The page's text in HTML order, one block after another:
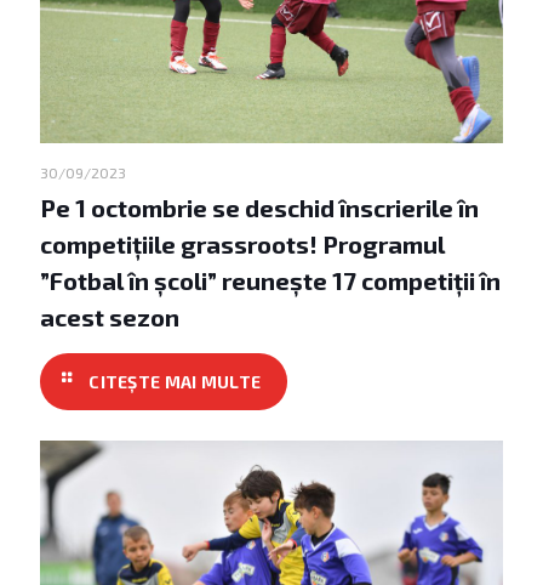
30/09/2023
Pe 1 octombrie se deschid înscrierile în
competițiile grassroots! Programul
”Fotbal în școli” reunește 17 competiții în
acest sezon